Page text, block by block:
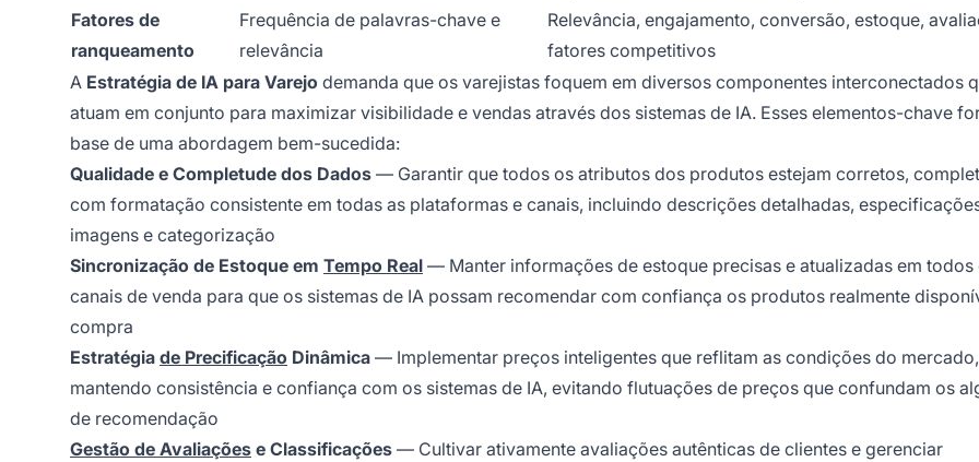
Fatores de
ranqueamento
Frequência de palavras-chave e
relevância
Relevância, engajamento, conversão, estoque,
fatores competitivos
A Estratégia de IA para Varejo demanda que os varejistas foquem em diversos componentes interconectados
atuam em conjunto para maximizar visibilidade e vendas através dos sistemas de IA. Esses elementos-chave
base de uma abordagem bem-sucedida:
Qualidade e Completude dos Dados — Garantir que todos os atributos dos produtos estejam corretos,
com formatação consistente em todas as plataformas e canais, incluindo descrições detalhadas,
imagens e categorização
Sincronização de Estoque em Tempo Real — Manter informações de estoque precisas e atualizadas em todos
canais de venda para que os sistemas de IA possam recomendar com confiança os produtos realmente
compra
Estratégia de Precificação Dinâmica — Implementar preços inteligentes que reflitam as condições do mercado,
mantendo consistência e confiança com os sistemas de IA, evitando flutuações de preços que confundam os
de recomendação
Gestão de Avaliações e Classificações — Cultivar ativamente avaliações autênticas de clientes e gerenciar